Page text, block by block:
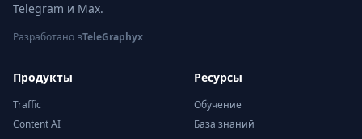
Telegram и Max.
Разработано вTeleGraphyx
Продукты
Traffic
Content AI
Ресурсы
Обучение
База знаний